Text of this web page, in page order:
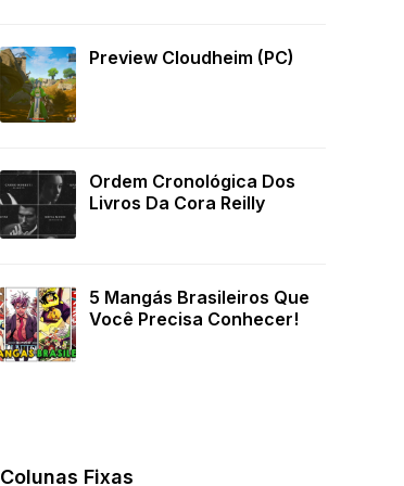
Preview Cloudheim (PC)
Ordem Cronológica Dos
Livros Da Cora Reilly
5 Mangás Brasileiros Que
Você Precisa Conhecer!
Colunas Fixas